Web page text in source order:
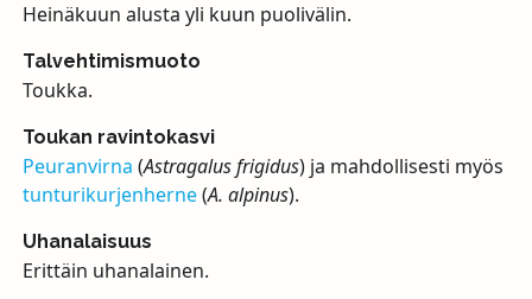
Heinäkuun alusta yli kuun puolivälin.
Talvehtimismuoto
Toukka.
Toukan ravintokasvi
Peuranvirna (Astragalus frigidus) ja mahdollisesti myös
tunturikurjenherne(A. alpinus).
Uhanalaisuus
Erittäin uhanalainen.